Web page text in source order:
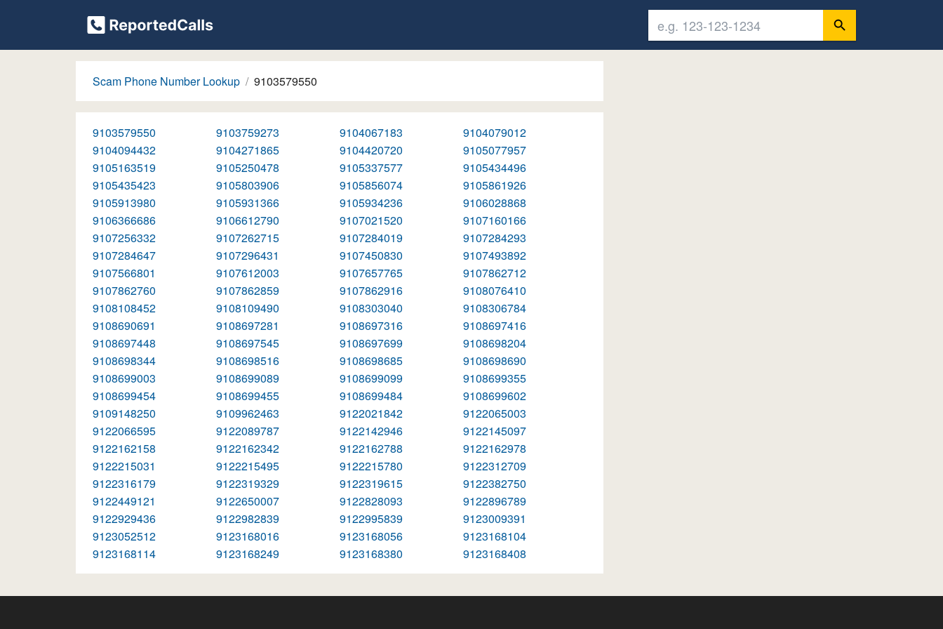
Scam Phone Number Lookup 9103579550
9103579550 9103759273 9104067183
9104079012
9104094432
9104271865 9104420720
9105077957
9105163519
9105250478 9105337577
9105434496
9105435423
9105803906 9105856074
9105861926
9105913980
9105931366 9105934236
9106028868
9106366686
9106612790 9107021520
9107160166
9107256332
9107262715 9107284019
9107284293
9107284647
9107296431 9107450830
9107493892
9107566801
9107612003 9107657765
9107862712
9107862760
9107862859 9107862916
9108076410
9108108452
9108109490 9108303040
9108306784
9108690691
9108697281 9108697316
9108697416
9108697448
9108697545 9108697699
9108698204
9108698344
9108698516 9108698685
9108698690
9108699003
9108699089 9108699099
9108699355
9108699454
9108699455 9108699484
9108699602
9109148250
9109962463 9122021842
9122065003
9122066595
9122089787 9122142946
9122145097
9122162158
9122162342 9122162788
9122162978
9122215031
9122215495 9122215780
9122312709
9122316179
9122319329 9122319615
9122382750
9122449121
9122650007 9122828093
9122896789
9122929436
9122982839 9122995839
9123009391
9123052512
9123168016 9123168056
9123168104
9123168114
9123168249 9123168380 9123168408